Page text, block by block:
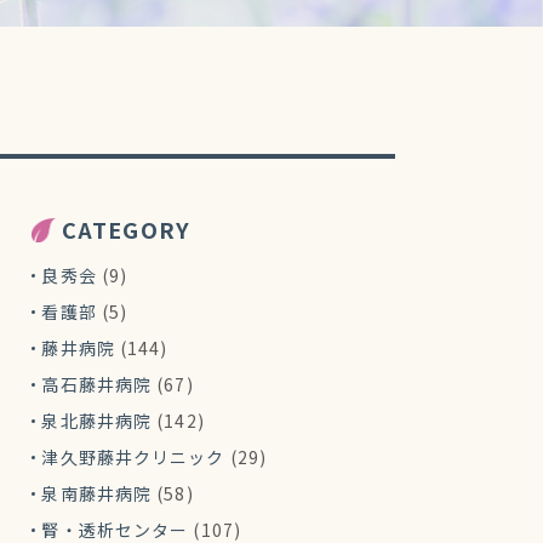
CATEGORY
良秀会 (9)
看護部 (5)
藤井病院 (144)
高石藤井病院 (67)
泉北藤井病院 (142)
津久野藤井クリニック (29)
泉南藤井病院 (58)
腎・透析センター (107)